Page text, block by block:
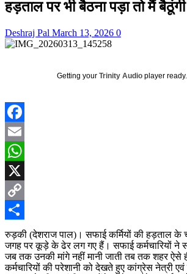
हड़ताल पर भी बैठना पड़ा तो मैं
Deshraj Pal March 13, 2026 0
Getting your Trinity Audio player
Facebook
Email
WhatsApp
X
Copy
Link
Share
रुड़की (देशराज पाल)। सफाई कर्मियों की हड़ताल
जगह पर कूड़े के ढेर लग गए हैं। सफाई कर्मचारियों ने
जब तक उनकी मांगे नहीं मानी जाती तब तक शहर ऐसे
कर्मचारियों की परेशानी को देखते हुए कांग्रेस नेत्री